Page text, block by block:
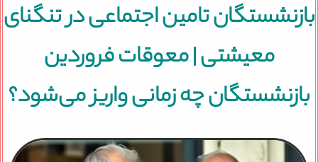
بازنشستگان تامین اجتماعی در تنگنای
معیشتی | معوقات فروردین
بازنشستگان چه زمانی واریز می‌شود؟